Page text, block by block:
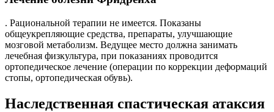
. Рациональной терапии не имеется. Показаны
общеукрепляющие средства, препараты, улучшающие
мозговой метаболизм. Ведущее место должна занимать
лечебная физкультура, при показаниях проводится
ортопедическое лечение (операции по коррекции деформаций
стопы, ортопедическая обувь).
Наследственная спастическая атаксия